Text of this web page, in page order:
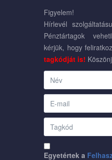
Figyelem!
Hírlevél
Pénztártagok
kérjük, hogy
tagkódját is!
Egyetértek a